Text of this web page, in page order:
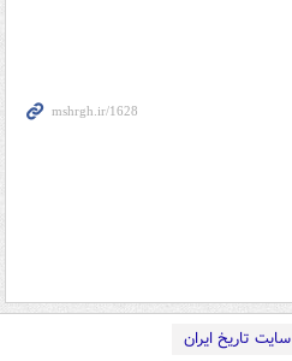
سایت تاریخ ایران